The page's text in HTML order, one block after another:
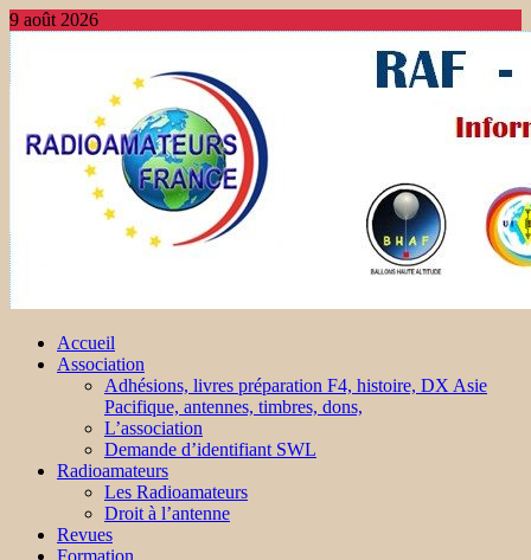
9 août 2026
Accueil
Association
Adhésions, livres préparation F4, histoire, DX Asie
Pacifique, antennes, timbres, dons,
L’association
Demande d’identifiant SWL
Radioamateurs
Les Radioamateurs
Droit à l’antenne
Revues
Formation